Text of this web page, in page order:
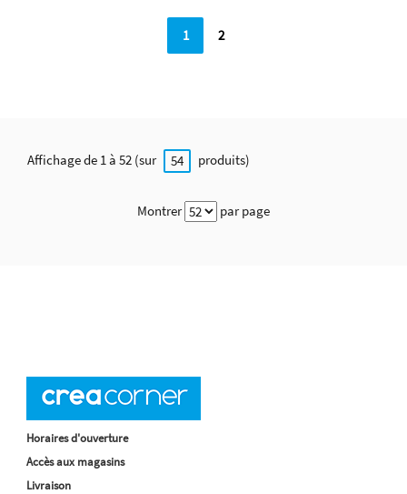
1 2
Affichage de 1 à 52 (sur 54 produits)
Montrer par page
Horaires d'ouverture
Accès aux magasins
Livraison